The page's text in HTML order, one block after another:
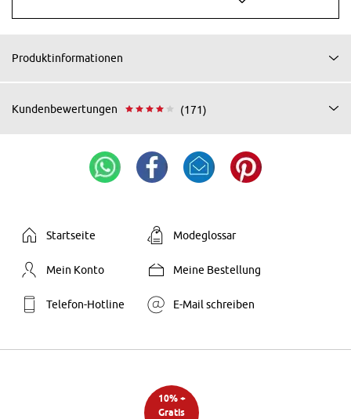
Produktinformationen
Kundenbewertungen (171)
Startseite Modeglossar
Mein Konto Meine Bestellung
Telefon-Hotline E-Mail schreiben
10% +
Gratis